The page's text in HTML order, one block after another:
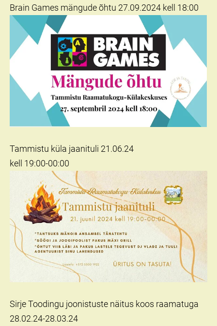
Brain Games mängude õhtu 27.09.2024 kell 18:00
Tammistu küla jaanituli 21.06.24
kell 19:00-00:00
Sirje Toodingu joonistuste näitus koos raamatuga
28.02.24-28.03.24